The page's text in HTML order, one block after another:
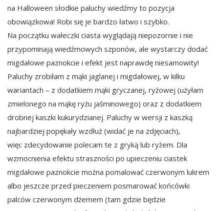
na Halloween słodkie paluchy wiedźmy to pozycja
obowiązkowa! Robi się je bardzo łatwo i szybko.
Na początku wałeczki ciasta wyglądają niepozornie i nie
przypominają wiedźmowych szponów, ale wystarczy dodać
migdałowe paznokcie i efekt jest naprawdę niesamowity!
Paluchy zrobiłam z mąki jaglanej i migdałowej, w kilku
wariantach – z dodatkiem mąki gryczanej, ryżowej (użyłam
zmielonego na mąkę ryżu jaśminowego) oraz z dodatkiem
drobnej kaszki kukurydzianej. Paluchy w wersji z kaszką
najbardziej popękały wzdłuż (widać je na zdjęciach),
więc zdecydowanie polecam te z gryką lub ryżem. Dla
wzmocnienia efektu straszności po upieczeniu ciastek
migdałowe paznokcie można pomalować czerwonym lukrem
albo jeszcze przed pieczeniem posmarować końcówki
palców czerwonym dżemem (tam gdzie będzie